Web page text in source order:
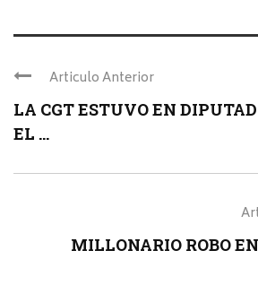
Articulo Anterior
LA CGT ESTUVO EN
EL ...
MILLONARIO ROBO